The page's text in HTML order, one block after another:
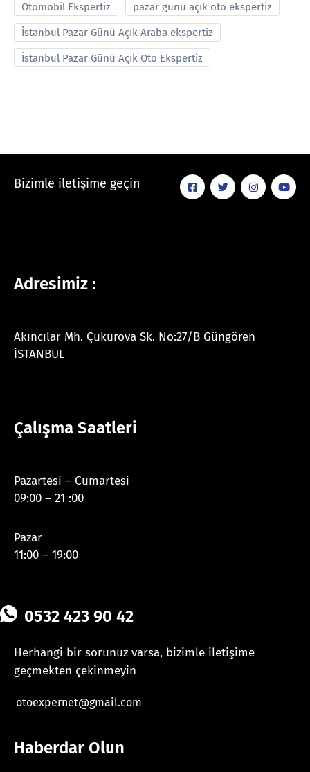
Otomobil Ekspertiz pazar günü açık oto ekspertiz
İstanbul Pazar Günü Açık Araba ekspertiz
İstanbul Pazar Günü Açık Oto Ekspertiz
Bizimle iletişime geçin
Adresimiz :
Akıncılar Mh. Çukurova Sk. No:27/B Güngören
İSTANBUL
Çalışma Saatleri
Pazartesi – Cumartesi
09:00 – 21 :00
Pazar
11:00 – 19:00
0532 423 90 42
Herhangi bir sorunuz varsa, bizimle iletişime
geçmekten çekinmeyin
otoexpernet@gmail.com
Haberdar Olun